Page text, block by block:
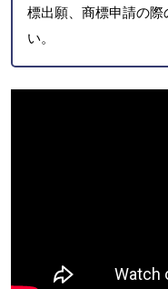
標出願、商標申請の
い。